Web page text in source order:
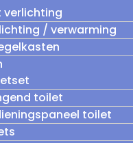
verlichting
/ verwarming
toilet
toilet